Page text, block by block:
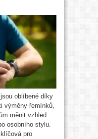
oblíbené díky
výměny řemínků,
měnit vzhled
osobního stylu.
pro